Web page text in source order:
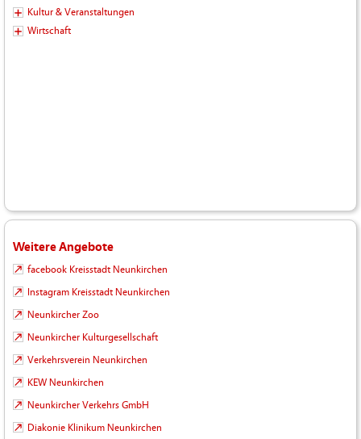
Kultur & Veranstaltungen
Wirtschaft
Weitere Angebote
facebook Kreisstadt Neunkirchen
Instagram Kreisstadt Neunkirchen
Neunkircher Zoo
Neunkircher Kulturgesellschaft
Verkehrsverein Neunkirchen
KEW Neunkirchen
Neunkircher Verkehrs GmbH
Diakonie Klinikum Neunkirchen